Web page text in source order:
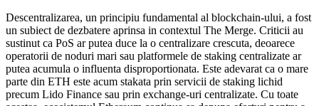
Descentralizarea, un principiu fundamental al blockchain-ului, a fost
un subiect de dezbatere aprinsa in contextul The Merge. Criticii au
sustinut ca PoS ar putea duce la o centralizare crescuta, deoarece
operatorii de noduri mari sau platformele de staking centralizate ar
putea acumula o influenta disproportionata. Este adevarat ca o mare
parte din ETH este acum stakata prin servicii de staking lichid
precum Lido Finance sau prin exchange-uri centralizate. Cu toate